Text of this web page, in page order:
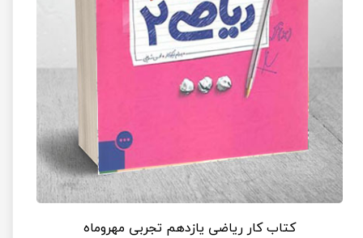
کتاب کار ریاضی یازدهم تجربی مهروماه